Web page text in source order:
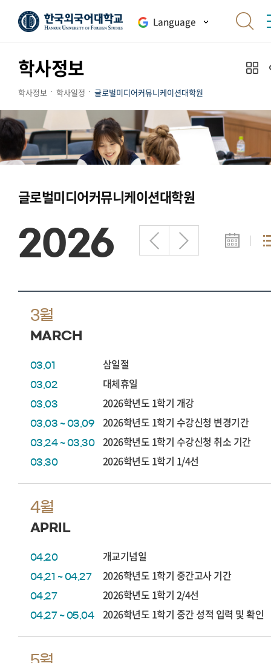
Language
학사정보
학사정보 학사일정 글로벌미디어커뮤니케이션대학원
글로벌미디어커뮤니케이션대학원
2026
3월
MARCH
03.01 삼일절
03.02 대체휴일
03.03 2026학년도 1학기 개강
03.03 ~ 03.09 2026학년도 1학기 수강신청 변경기간
03.24 ~ 03.30 2026학년도 1학기 수강신청 취소 기간
03.30 2026학년도 1학기 1/4선
4월
APRIL
04.20 개교기념일
04.21 ~ 04.27 2026학년도 1학기 중간고사 기간
04.27 2026학년도 1학기 2/4선
04.27 ~ 05.04 2026학년도 1학기 중간 성적 입력 및 확인